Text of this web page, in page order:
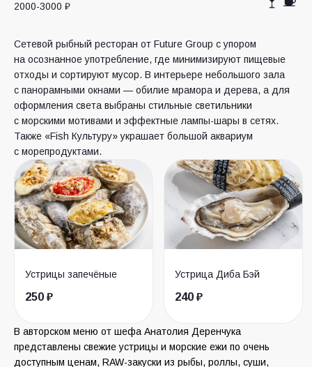
2000-3000 ₽
Сетевой рыбный ресторан от Future Group с упором
на осознанное употребление, где минимизируют пищевые
отходы и сортируют мусор. В интерьере небольшого зала
с панорамными окнами — обилие мрамора и дерева, а для
оформления света выбраны стильные светильники
с морскими мотивами и эффектные лампы-шары в сетях.
Также «Fish Культуру» украшает большой аквариум
с морепродуктами.
Устрицы запечёные
250 ₽
Устрица Диба Бэй
240 ₽
В авторском меню от шефа Анатолия Деренчука
представлены свежие устрицы и морские ежи по очень
доступным ценам, RAW-закуски из рыбы, роллы, суши,